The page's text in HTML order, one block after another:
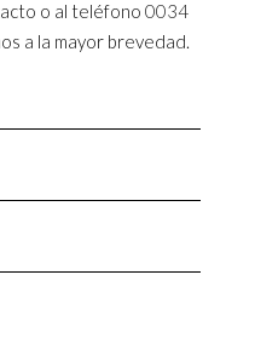
o al teléfono 0034
a la mayor brevedad.